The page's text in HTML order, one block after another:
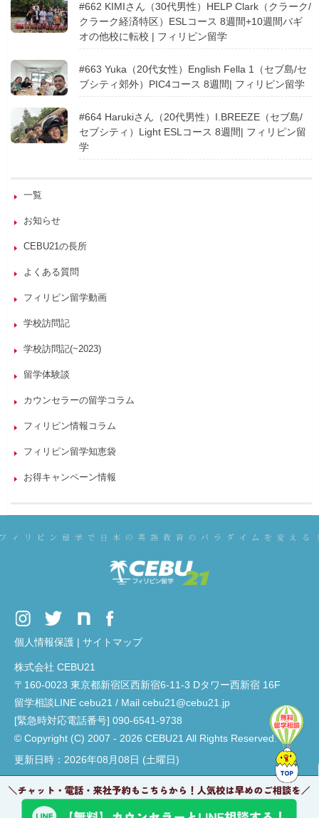
#662 KIMIさん（30代男性）HELP Clark（クラーク/
クラーク経済特区）ESLコース 8週間+10週間バギ
オの他校に転校 | フィリピン留学
#663 Yuka（20代女性）English Fella 1（セブ島/セ
ブシティ郊外）PIC4コース 8週間| フィリピン留学
#664 Harukiさん（20代男性）I.BREEZE（セブ島/
セブシティ）Light ESLコース 8週間| フィリピン留
学
一覧
お知らせ
CEBU21の長所
よくある質問
フィリピン留学動画
学校訪問記
学校訪問記(~2023)
留学体験談
カウンセラーの留学コラム
フィリピン情報コラム
フィリピン留学知恵袋
お得キャンペーン情報
個人情報保護 | サイトマップ
株式会社 CEBU21
〒160-0023 東京都新宿区西新宿6-11-3 Dタワー西新宿 16F
留学相談LINE cebu21 / Mail cebu21@cebu21.jp
[緊急時対応電話番号] 090-6541-9738
© Copyright (C) 2007 - 2026 CEBU21 All Rights Reserved.
更新日時：2026年08月08日 (土曜日)